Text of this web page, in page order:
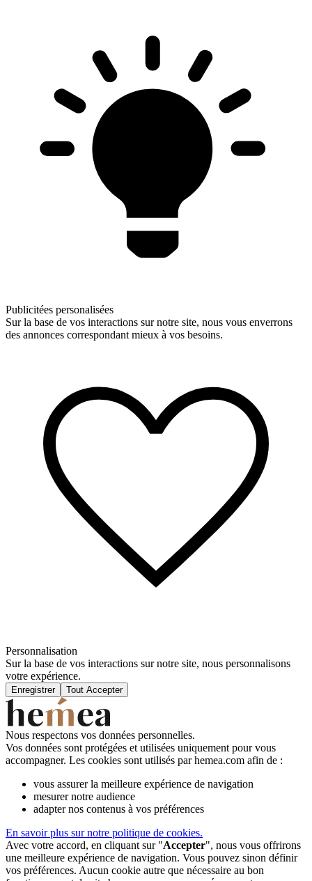
Publicitées personalisées
Sur la base de vos interactions sur notre site, nous vous enverrons
des annonces correspondant mieux à vos besoins.
Personnalisation
Sur la base de vos interactions sur notre site, nous personnalisons
votre expérience.
Enregistrer Tout Accepter
Nous respectons vos données personnelles.
Vos données sont protégées et utilisées uniquement pour vous
accompagner. Les cookies sont utilisés par hemea.com afin de :
vous assurer la meilleure expérience de navigation
mesurer notre audience
adapter nos contenus à vos préférences
En savoir plus sur notre politique de cookies.
Avec votre accord, en cliquant sur "Accepter", nous vous offrirons
une meilleure expérience de navigation. Vous pouvez sinon définir
vos préférences. Aucun cookie autre que nécessaire au bon